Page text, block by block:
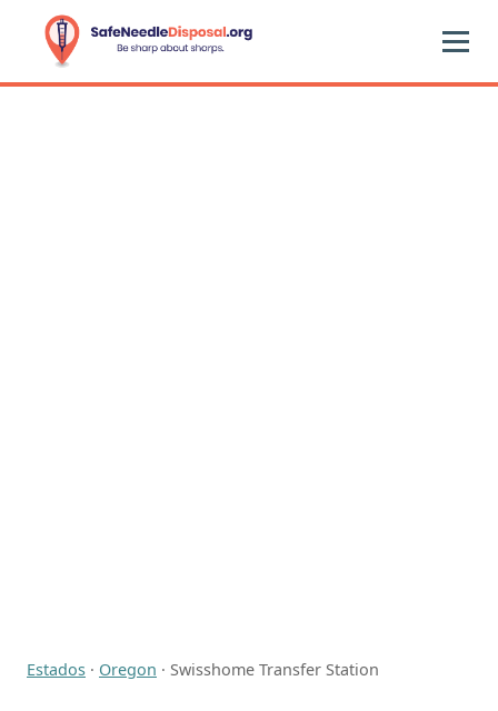
Estados · Oregon · Swisshome Transfer Station